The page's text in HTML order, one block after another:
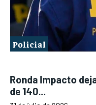
Policial
Ronda Impacto
de 140...